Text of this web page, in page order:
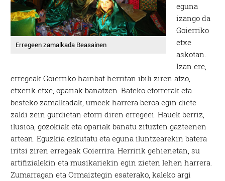
Erregeen zamalkada Beasainen
eguna
izango da
Goierriko
etxe
askotan.
Izan ere,
erregeak Goierriko hainbat herritan ibili ziren atzo,
etxerik etxe, opariak banatzen. Bateko etorrerak eta
besteko zamalkadak, umeek harrera beroa egin diete
zaldi zein gurdietan etorri diren erregeei. Hauek berriz,
ilusioa, gozokiak eta opariak banatu zituzten gazteenen
artean. Eguzkia ezkutatu eta eguna iluntzearekin batera
iritsi ziren erregeak Goierrira. Herririk gehienetan, su
artifizialekin eta musikariekin egin zieten lehen harrera.
Zumarragan eta Ormaiztegin esaterako, kaleko argi